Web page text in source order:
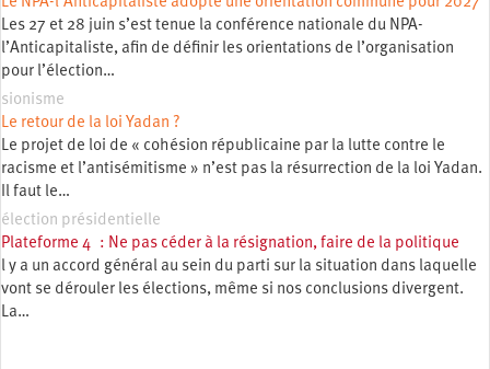
Les 27 et 28 juin s’est tenue la conférence nationale du NPA-
l’Anticapitaliste, afin de définir les orientations de l’organisation
pour l’élection…
sionisme
Le retour de la loi Yadan ?
Le projet de loi de « cohésion républicaine par la lutte contre le
racisme et l’antisémitisme » n’est pas la résurrection de la loi Yadan.
Il faut le…
élection présidentielle
Plateforme 4 : Ne pas céder à la résignation, faire de la politique
l y a un accord général au sein du parti sur la situation dans laquelle
vont se dérouler les élections, même si nos conclusions divergent.
La…